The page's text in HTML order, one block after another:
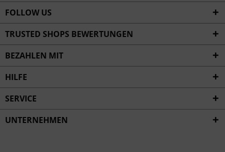
FOLLOW US
TRUSTED SHOPS BEWERTUNGEN
BEZAHLEN MIT
HILFE
SERVICE
UNTERNEHMEN